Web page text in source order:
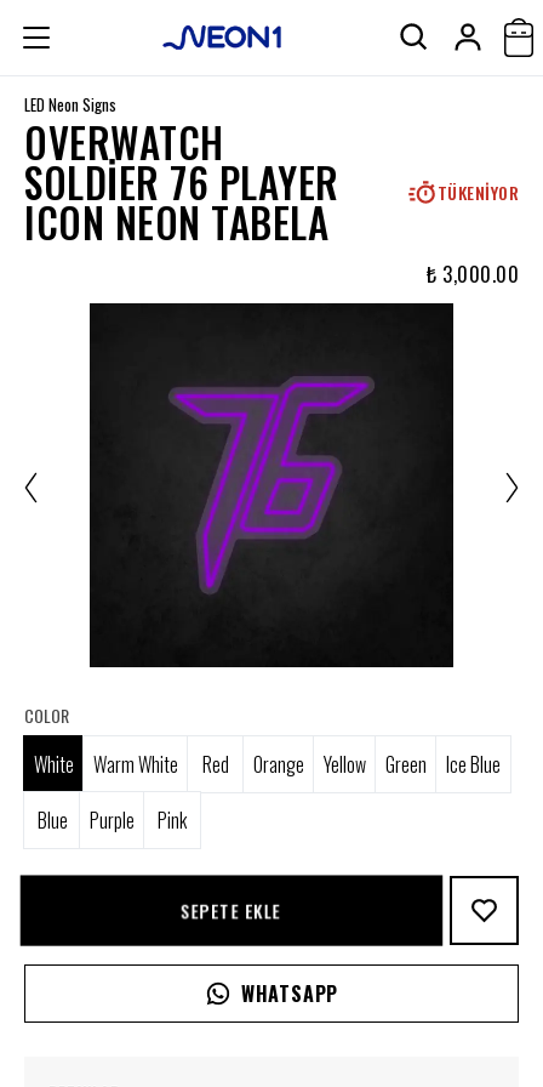
LED Neon Signs
OVERWATCH
SOLDIER 76 PLAYER
ICON NEON TABELA
TÜKENIYOR
₺ 3,000.00
COLOR
White Warm White Red Orange Yellow Green
Ice Blue
Blue
Purple Pink
SEPETE EKLE
WHATSAPP